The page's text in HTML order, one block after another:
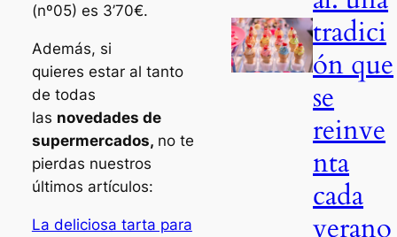
(nº05) es 3’70€.
Además, si
quieres estar al tanto
de todas
las novedades de
supermercados, no te
pierdas nuestros
últimos artículos:
La deliciosa tarta para
tradici
ón que
se
reinve
nta
cada
verano